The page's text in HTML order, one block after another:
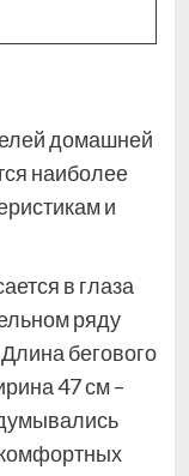
домашней
наиболее
и
в глаза
ряду
бегового
47 см –